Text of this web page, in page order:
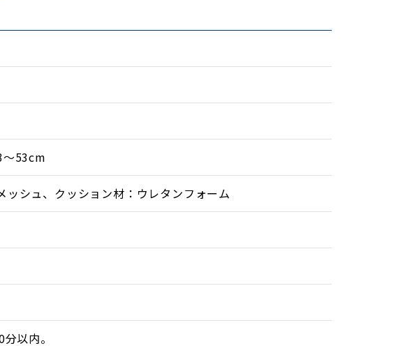
53cm
シュ、クッション材：ウレタンフォーム
以内。